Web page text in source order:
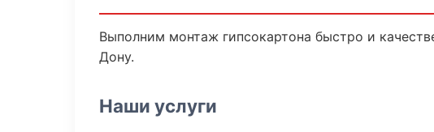
Выполним монтаж гипсокартона быстро и
Дону.
Наши услуги